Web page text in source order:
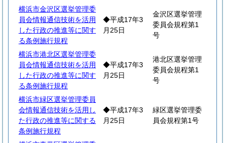
横浜市金沢区選挙管理委
員会情報通信技術を活用
した行政の推進等に関す
る条例施行規程
◆平成17年3
月25日
金沢区選挙管理
委員会規程第1
号
横浜市港北区選挙管理委
員会情報通信技術を活用
した行政の推進等に関す
る条例施行規程
◆平成17年3
月25日
港北区選挙管理
委員会規程第1
号
横浜市緑区選挙管理委員
会情報通信技術を活用し
た行政の推進等に関する
条例施行規程
◆平成17年3
月25日
緑区選挙管理委
員会規程第1号